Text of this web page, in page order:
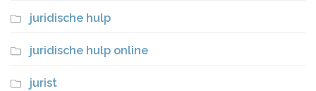
juridische hulp
juridische hulp online
jurist